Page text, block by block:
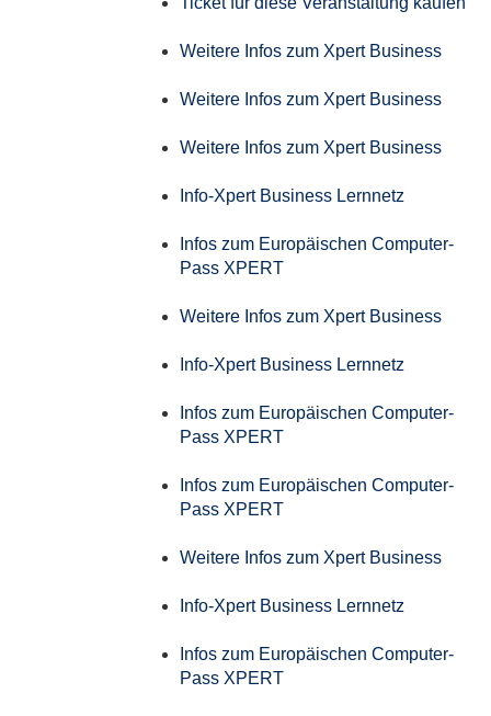
Weitere Infos zum Xpert Business
Weitere Infos zum Xpert Business
Weitere Infos zum Xpert Business
Info-Xpert Business Lernnetz
Infos zum Europäischen Computer-
Pass XPERT
Weitere Infos zum Xpert Business
Info-Xpert Business Lernnetz
Infos zum Europäischen Computer-
Pass XPERT
Infos zum Europäischen Computer-
Pass XPERT
Weitere Infos zum Xpert Business
Info-Xpert Business Lernnetz
Infos zum Europäischen Computer-
Pass XPERT